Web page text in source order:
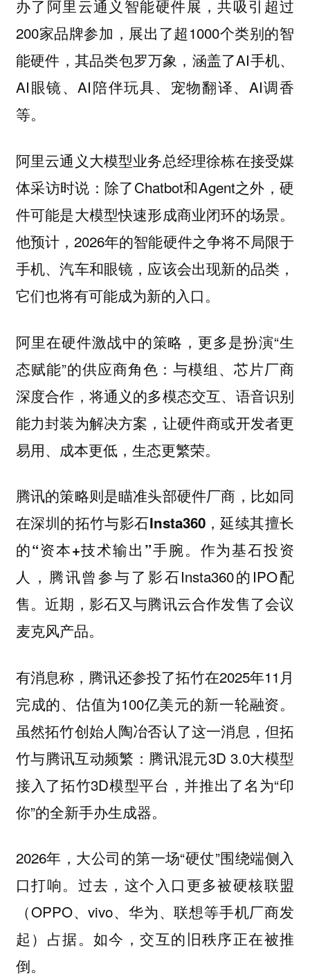
办了阿里云通义智能硬件展，共吸引超过
200家品牌参加，展出了超1000个类别的智
能硬件，其品类包罗万象，涵盖了AI手机、
AI眼镜、AI陪伴玩具、宠物翻译、AI调香
等。
阿里云通义大模型业务总经理徐栋在接受媒
体采访时说：除了Chatbot和Agent之外，硬
件可能是大模型快速形成商业闭环的场景。
他预计，2026年的智能硬件之争将不局限于
手机、汽车和眼镜，应该会出现新的品类，
它们也将有可能成为新的入口。
阿里在硬件激战中的策略，更多是扮演“生
态赋能”的供应商角色：与模组、芯片厂商
深度合作，将通义的多模态交互、语音识别
能力封装为解决方案，让硬件商或开发者更
易用、成本更低，生态更繁荣。
腾讯的策略则是瞄准头部硬件厂商，比如同
在深圳的拓竹与影石Insta360，延续其擅长
的“资本+技术输出”手腕。 作为基石投资
人，腾讯曾参与了影石Insta360的IPO配
售。近期，影石又与腾讯云合作发售了会议
麦克风产品。
有消息称，腾讯还参投了拓竹在2025年11月
完成的、估值为100亿美元的新一轮融资。
虽然拓竹创始人陶冶否认了这一消息，但拓
竹与腾讯互动频繁：腾讯混元3D 3.0大模型
接入了拓竹3D模型平台，并推出了名为“印
你”的全新手办生成器。
2026年，大公司的第一场“硬仗”围绕端侧入
口打响。过去，这个入口更多被硬核联盟
（OPPO、vivo、华为、联想等手机厂商发
起）占据。如今，交互的旧秩序正在被推
倒。